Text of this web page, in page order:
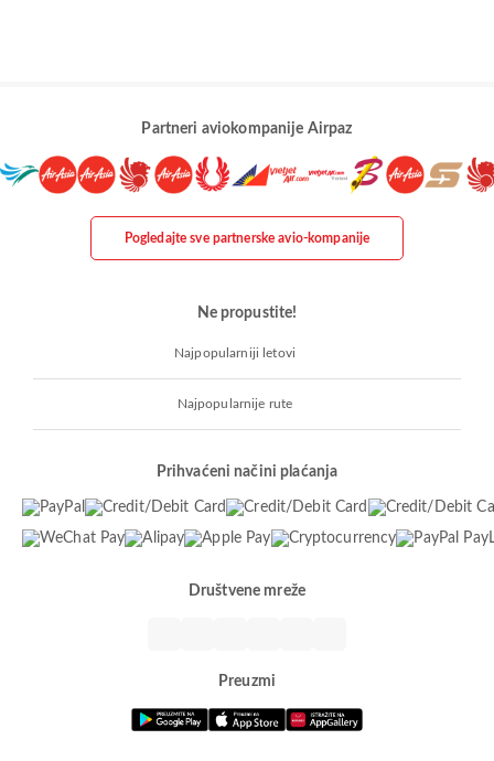
Partneri aviokompanije Airpaz
Pogledajte sve partnerske avio-kompanije
Ne propustite!
Najpopularniji letovi
Najpopularnije rute
Prihvaćeni načini plaćanja
Društvene mreže
Preuzmi